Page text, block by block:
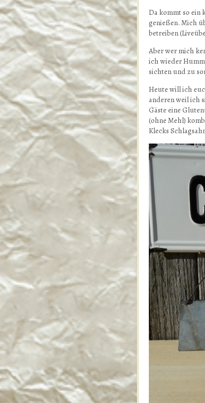
Da kommt so ein
genießen. Mich
betreiben
Aber wer mich
ich wieder
sichten und zu
Heute will ich
anderen weil ich
Gäste eine
(ohne Mehl)
Klecks